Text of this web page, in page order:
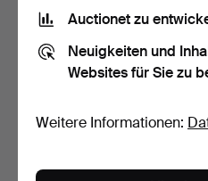
Auctionet kann keinen
ununterbrochenen oder
und zur Plattform
Auctionet liegen. Die
bereitgestellt. Soweit
Auctionet zu
Neuigkeiten und
Websites für Sie zu
Weitere Informationen: